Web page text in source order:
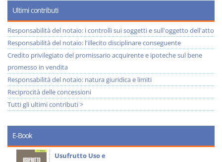
Ultimi contributi
Responsabilità del notaio: i controlli sui soggetti e sull'oggetto dell'atto
Responsabilità del notaio: l'illecito disciplinare conseguente
Credito privilegiato del promissario acquirente e ipoteche sul bene
promesso in vendita
Responsabilità del notaio: natura giuridica e limiti
Reciprocità delle concessioni
Tutti gli ultimi contributi >
E-Book
Usufrutto Uso e